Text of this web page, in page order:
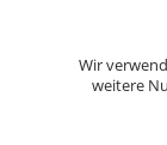
€
ab
ist nur im Raum
möglich!
Wir
weitere